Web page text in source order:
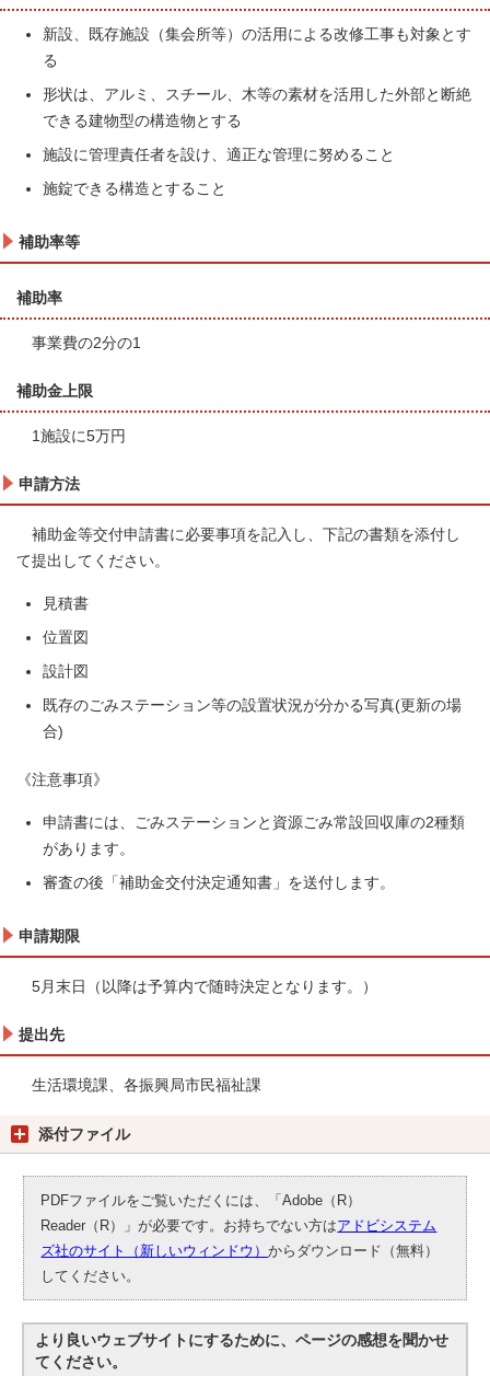
新設、既存施設（集会所等）の活用による改修工事も対象とす
る
形状は、アルミ、スチール、木等の素材を活用した外部と断絶
できる建物型の構造物とする
施設に管理責任者を設け、適正な管理に努めること
施錠できる構造とすること
補助率等
補助率
事業費の2分の1
補助金上限
1施設に5万円
申請方法
補助金等交付申請書に必要事項を記入し、下記の書類を添付し
て提出してください。
見積書
位置図
設計図
既存のごみステーション等の設置状況が分かる写真(更新の場
合)
《注意事項》
申請書には、ごみステーションと資源ごみ常設回収庫の2種類
があります。
審査の後「補助金交付決定通知書」を送付します。
申請期限
5月末日（以降は予算内で随時決定となります。）
提出先
生活環境課、各振興局市民福祉課
添付ファイル
PDFファイルをご覧いただくには、「Adobe（R）
Reader（R）」が必要です。お持ちでない方はアドビシステム
ズ社のサイト（新しいウィンドウ）からダウンロード（無料）
してください。
より良いウェブサイトにするために、ページの感想を聞かせ
てください。